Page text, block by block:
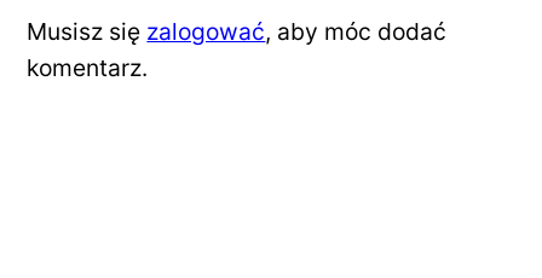
Musisz się zalogować, aby móc dodać
komentarz.